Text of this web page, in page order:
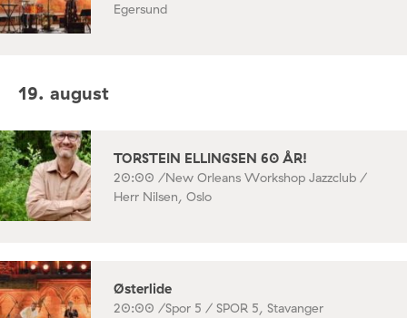
Egersund
19. august
TORSTEIN ELLINGSEN 60 ÅR!
20:00 /New Orleans Workshop Jazzclub /
Herr Nilsen, Oslo
Østerlide
20:00 /Spor 5 / SPOR 5, Stavanger